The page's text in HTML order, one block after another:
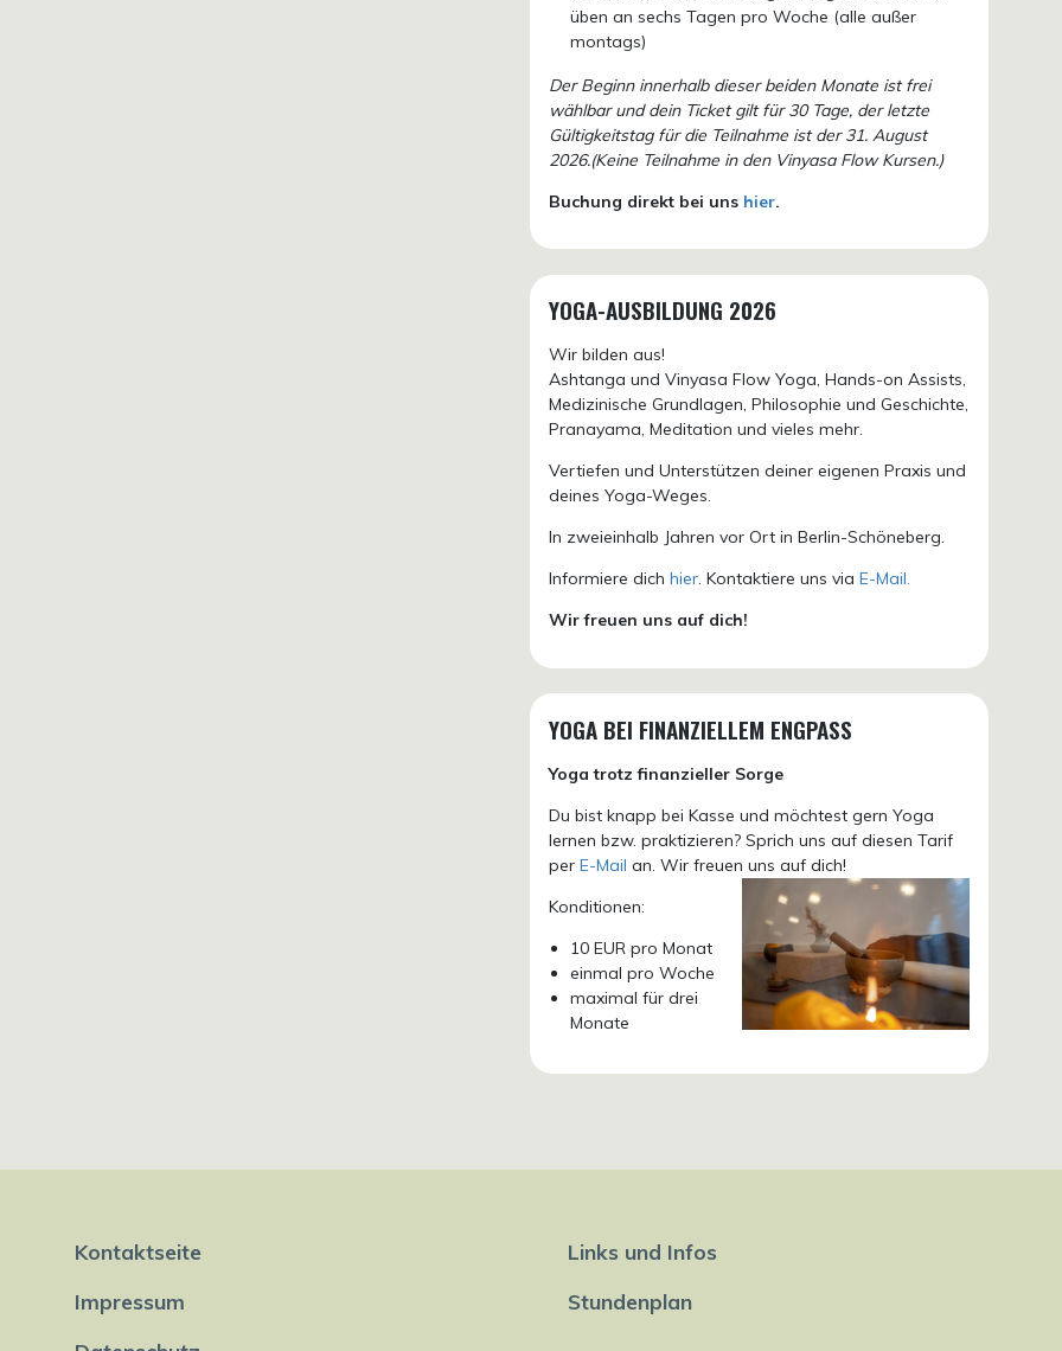
üben an sechs Tagen pro Woche (alle außer
montags)
Der Beginn innerhalb dieser beiden Monate ist frei
wählbar und dein Ticket gilt für 30 Tage, der letzte
Gültigkeitstag für die Teilnahme ist der 31. August
2026.(Keine Teilnahme in den Vinyasa Flow Kursen.)
Buchung direkt bei uns hier.
YOGA-AUSBILDUNG 2026
Wir bilden aus!
Ashtanga und Vinyasa Flow Yoga, Hands-on Assists,
Medizinische Grundlagen, Philosophie und Geschichte,
Pranayama, Meditation und vieles mehr.
Vertiefen und Unterstützen deiner eigenen Praxis und
deines Yoga-Weges.
In zweieinhalb Jahren vor Ort in Berlin-Schöneberg.
Informiere dichhier. Kontaktiere uns viaE-Mail.
Wir freuen uns auf dich!
YOGA BEI FINANZIELLEM ENGPASS
Yoga trotz finanzieller Sorge
Du bist knapp bei Kasse und möchtest gern Yoga
lernen bzw. praktizieren? Sprich uns auf diesen Tarif
perE-Mail an. Wir freuen uns auf dich!
Konditionen:
10 EUR pro Monat
einmal pro Woche
maximal für drei
Monate
Kontaktseite
Impressum
Links und Infos
Stundenplan